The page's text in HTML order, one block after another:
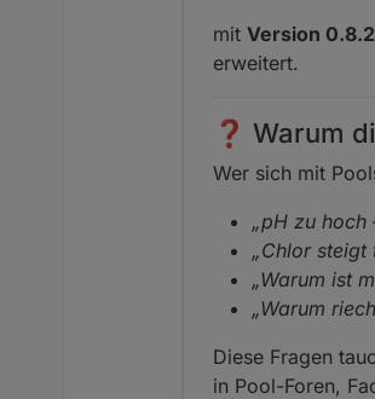
mit Version 0.8.2
erweitert.
❓ Warum
Wer sich mit
„pH zu hoch
„Chlor steigt
„Warum ist
„Warum
Diese Fragen
in Pool-Foren,